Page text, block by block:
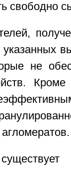
свободно
указанных
не
Кроме